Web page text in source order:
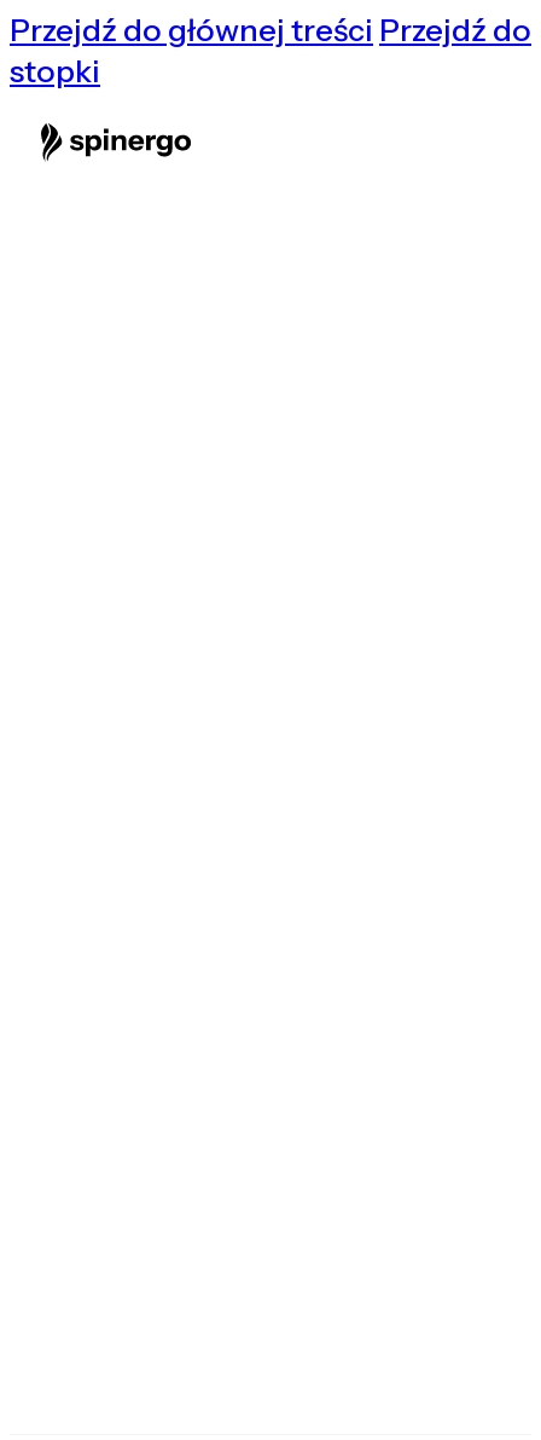
Przejdź do głównej treści Przejdź do
stopki